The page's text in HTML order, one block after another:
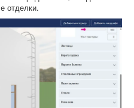
отделки.